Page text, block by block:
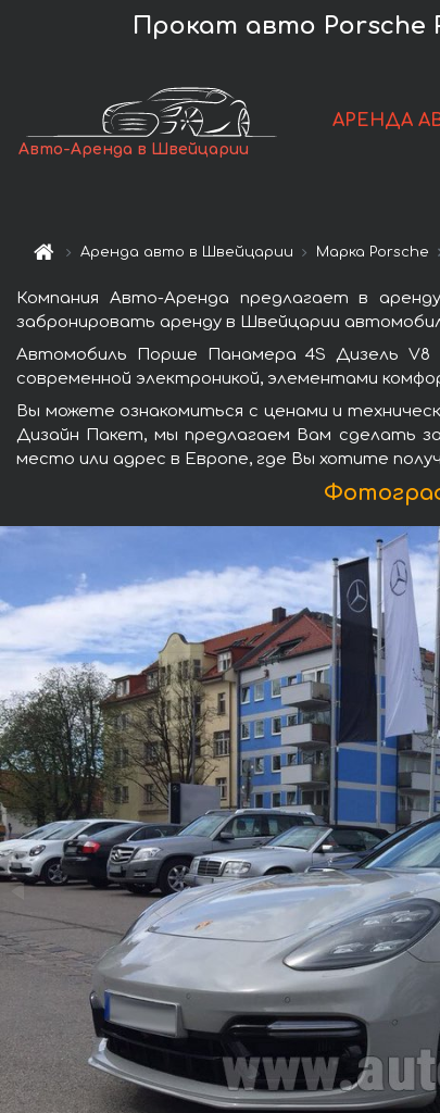
Прокат авто Porsche
Авто-Аренда в Швейцарии
АРЕНДА
Аренда авто в Швейцарии Марка Porsche
Компания Авто-Аренда предлагает в
забронировать аренду в Швейцарии
Автомобиль Порше Панамера 4S Дизель
современной электроникой, элементами
Вы можете ознакомиться с ценами и
Дизайн Пакет, мы предлагаем Вам сделать
место или адрес в Европе, где Вы хотите